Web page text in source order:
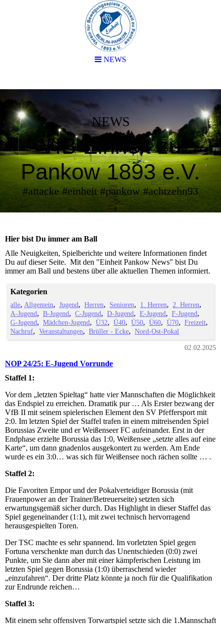
NEWS
VfB Einheit zu
Pankow 1893 e.V.
#attacke #einheit #pankow #achtzehn93
Hier bist Du immer am Ball
Alle Neuigkeiten, Spielberichte und weitere Informationen findet
Du auf dieser Seite. Mit den "Einheit Pankow News" bist Du
immer am Ball und bestens über alle aktuellen Themen informiert.
Kategorien
alle Allgemein Jugend Herren Senioren 1. Herren
2. Herren
A-Jugend
B-Jugend C-Jugend D-Jugend E-Jugend
F-Jugend
G-Jugend
Mädchen-Jugend Ü32 Ü40 Ü50 Ü60 Ü70
Freizeit
Nachruf
Veranstaltungen Brüller - Ecke Nord-Ost-Pokal
02.02.2025
NOP 24/25: E-Jugend Vorrunde
Staffel 1:
Vor dem „letzten Spieltag“ hatte vier Mannschaften die Möglichkeit
das Endspiel zu erreichen. Dramatik pur … Als Erster bezwang der
VfB II mit seinem spielerischen Element den SV Pfeffersport mit
2:0. Im letzten Spiel der Staffel trafen in einem mitreisenden Spiel
Borussias Zweite und er Weißenseer FC aufeinander. Erst in der
Endphase erzielte Borussia das 1:0, Weißensee „setzte alles auf eine
Karte“, um dann gnadenlos ausgekontert zu werden. Am Ende
wurde es ein 3:0… was sich für Weißensee noch rächen sollte … .
Staffel 2:
Die Favoriten Empor und der Pokalverteidiger Borussia (mit
Frauenpower an der Trainer/Betreuerseite) setzten sich
erwartungsgemäß sicher durch. Das Highlight in dieser Staffel das
Spiel gegeneinander (1:1), mit zwei technisch hervorragend
herausgespielten Toren.
Der TSC machte es sehr spannend. Im vorletzten Spiel gegen
Fortuna verschenkte man durch das Unentschieden (0:0) zwei
Punkte, um Sie dann aber mit einer kämpferischen Leistung im
letzten Spiel gegen Borussia (1:0) überraschend wieder
„einzufahren“. Der dritte Platz könnte ja noch für die Qualifikation
zur Endrunde reichen…
Staffel 3:
Mit einem sehr offensiven Torwartspiel setzte sich die 1.Mannschaft
NEWS